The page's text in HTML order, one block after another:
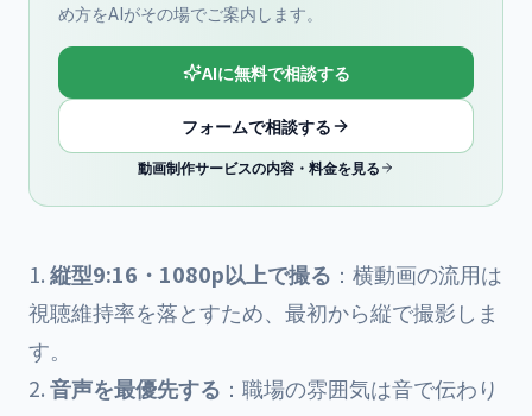
め方をAIがその場でご案内します。
AIに無料で相談する
フォームで相談する
動画制作サービスの内容・料金を見る
縦型9:16・1080p以上で撮る ：横動画の流用は
視聴維持率を落とすため、最初から縦で撮影しま
す。
音声を最優先する ：職場の雰囲気は音で伝わり